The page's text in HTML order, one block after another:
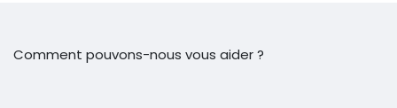
Comment pouvons-nous vous aider ?